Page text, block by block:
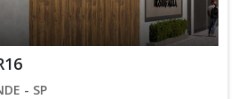
- SP